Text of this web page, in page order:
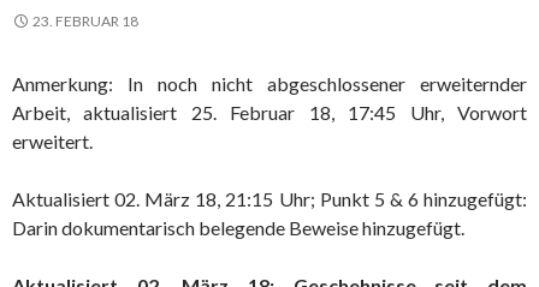
23. FEBRUAR 18
Anmerkung: In noch nicht abgeschlossener erweiternder
Arbeit, aktualisiert 25. Februar 18, 17:45 Uhr, Vorwort
erweitert.
Aktualisiert 02. März 18, 21:15 Uhr; Punkt 5 & 6 hinzugefügt:
Darin dokumentarisch belegende Beweise hinzugefügt.